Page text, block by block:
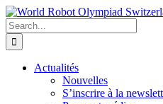
Skip
to
content
Search
for:
Actualités
Nouvelles
S’inscrire à la